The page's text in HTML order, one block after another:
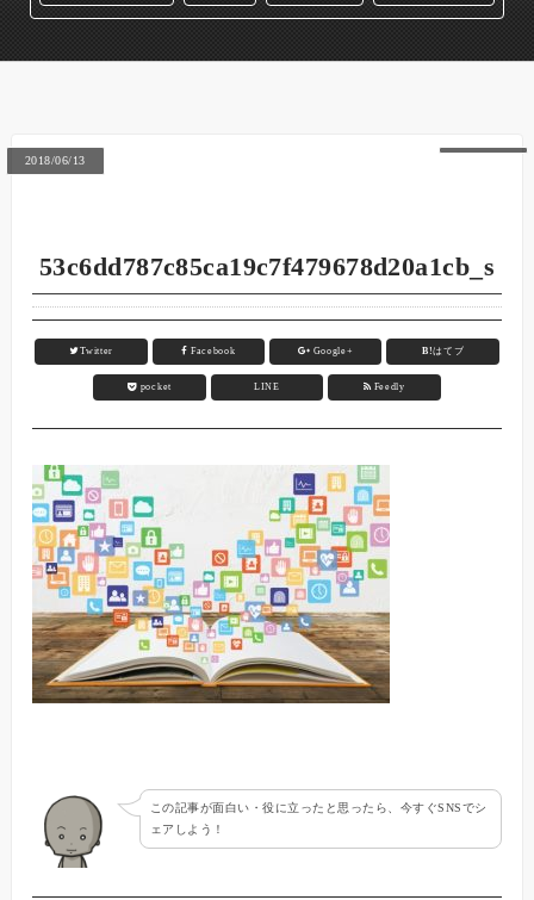
2018/06/13
53c6dd787c85ca19c7f479678d20a1cb_s
Twitter Facebook Google+ B!はてブ
pocket LINE Feedly
この記事が面白い・役に立ったと思ったら、今すぐSNSでシ
ェアしよう！